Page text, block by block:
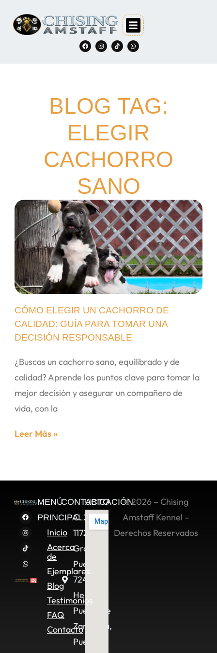
BLOG TAG:
ELEGIR
CACHORRO
SANO
CÓMO ELEGIR UN CACHORRO DE
CALIDAD: GUÍA PARA TOMAR UNA
DECISIÓN RESPONSABLE
¿Buscas un cachorro sano, equilibrado y de
calidad? Aprende los puntos clave para tomar la
mejor decisión y asegurar un compañero de
vida, con la
Leer Más »
MENÚ
PRINCIPAL
Inicio
Acerca
de
Ejemplares
Blog
Testimonios
FAQ
Contacto
CONTACTO
C. 2 Sur
11722,
Granjas
Puebla,
72490
Heroica
Puebla de
Zaragoza,
Pue.
UBICACIÓN©2026 – Chising
Amstaff Kennel –
Derechos Reservados